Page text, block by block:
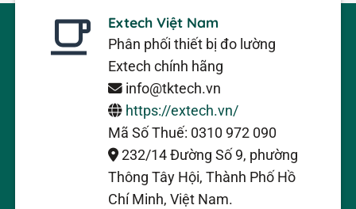
Extech Việt Nam
Phân phối thiết bị đo lường
Extech chính hãng
info@tktech.vn
https://extech.vn/
Mã Số Thuế: 0310 972 090
232/14 Đường Số 9, phường
Thông Tây Hội, Thành Phố Hồ
Chí Minh, Việt Nam.